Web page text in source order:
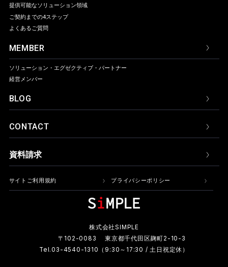
株式会社SIMPLE
〒102-0083 東京都千代田区麹町2-10-3
Tel.03-4540-1310（9:30～17:30 / 土日祝定休）
提供可能なソリューション領域
ご契約までの4ステップ
よくあるご質問
MEMBER
ソリューション・ エグゼクティブ・パートナー
経営メンバー
BLOG
CONTACT
資料請求
サイトご利用規約 プライバシーポリシー